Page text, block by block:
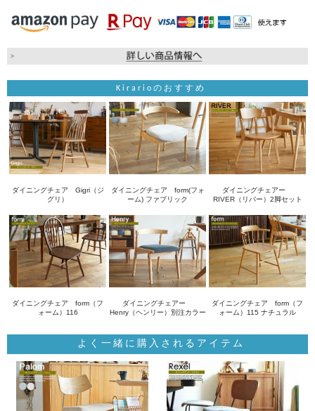
Kirarioのおすすめ
ダイニングチェア Gigri（ジ
グリ）
ダイニングチェア form(フォ
ーム) ファブリック
ダイニングチェアー
RIVER（リバー）2脚セット
ダイニングチェア form（フ
ォーム）116
ダイニングチェアー
Henry（ヘンリー）別注カラー
ダイニングチェア form（フ
ォーム）115 ナチュラル
よく一緒に購入されるアイテム